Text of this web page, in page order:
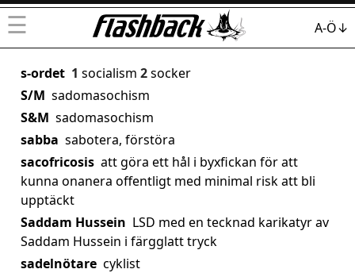
☰ A-Ö↓
s-ordet 1 socialism 2socker
S/M sadomasochism
S&M sadomasochism
sabba sabotera, förstöra
sacofricosis att göra ett hål i byxfickan för att
kunna onanera offentligt med minimal risk att bli
upptäckt
Saddam Hussein LSD med en tecknad karikatyr av
Saddam Hussein i färgglatt tryck
sadelnötare cyklist